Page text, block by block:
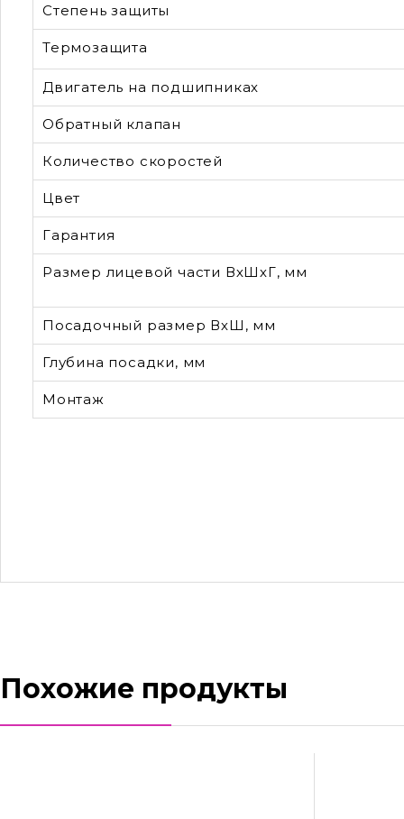
Степень защиты
Термозащита
Двигатель на подшипниках
Обратный клапан
Количество скоростей
Цвет
Гарантия
Размер лицевой части ВхШхГ, мм
Посадочный размер ВхШ, мм
Глубина посадки, мм
Монтаж
Похожие продукты